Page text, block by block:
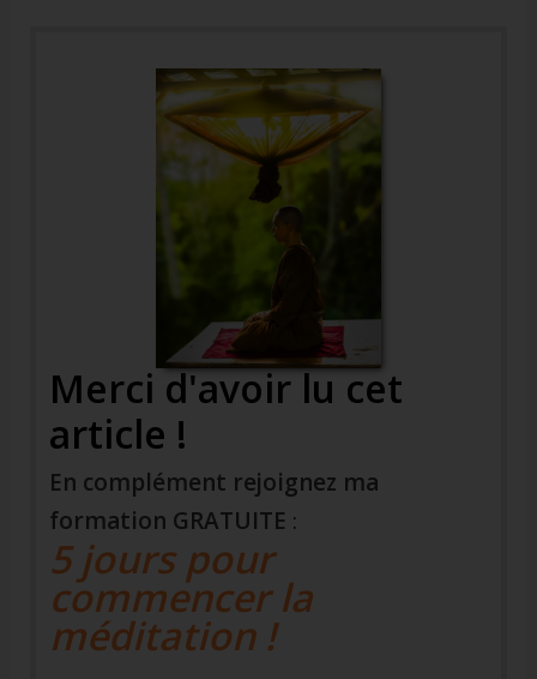
Merci d'avoir lu cet
article !
En complément rejoignez ma
formation GRATUITE :
5 jours pour
commencer la
méditation !